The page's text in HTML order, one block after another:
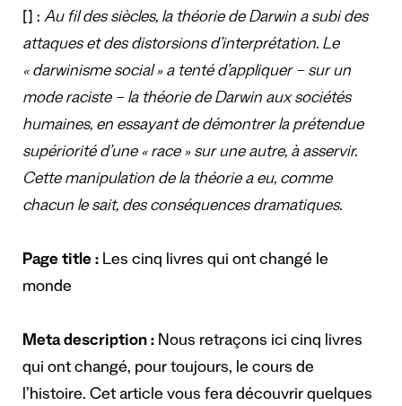
[] : Au fil des siècles, la théorie de Darwin a subi des
attaques et des distorsions d’interprétation. Le
« darwinisme social » a tenté d’appliquer – sur un
mode raciste – la théorie de Darwin aux sociétés
humaines, en essayant de démontrer la prétendue
supériorité d’une « race » sur une autre, à asservir.
Cette manipulation de la théorie a eu, comme
chacun le sait, des conséquences dramatiques.
Page title : Les cinq livres qui ont changé le
monde
Meta description : Nous retraçons ici cinq livres
qui ont changé, pour toujours, le cours de
l’histoire. Cet article vous fera découvrir quelques